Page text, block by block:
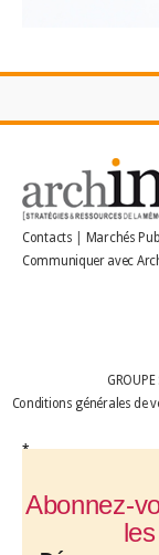
Abonnez-
Contacts Marchés
Communiquer avec
GROUPE
Conditions générales de
*